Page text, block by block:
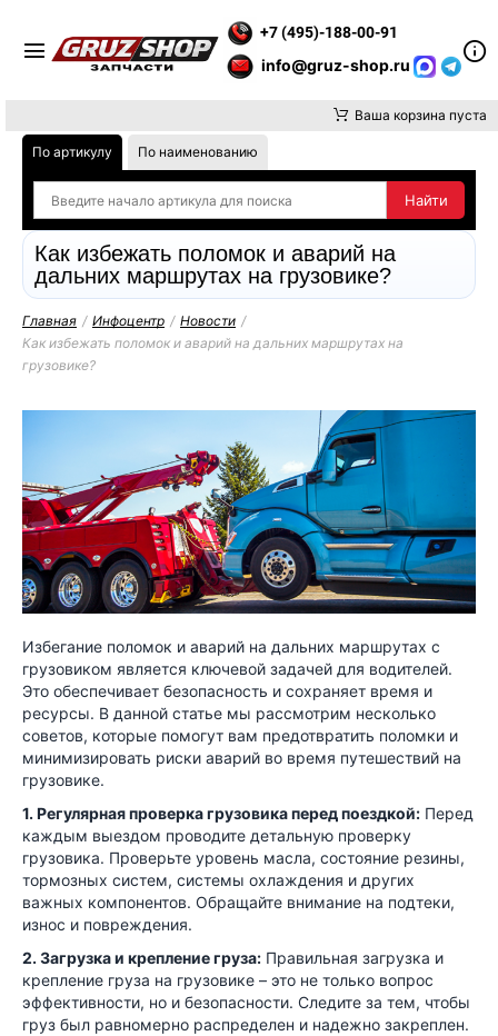
+7 (495)-188-00-91
info@gruz-shop.ru
Ваша корзина пуста
По артикулу По наименованию
Как избежать поломок и аварий на
дальних маршрутах на грузовике?
Главная / Инфоцентр / Новости /
Как избежать поломок и аварий на дальних маршрутах на
грузовике?
Избегание поломок и аварий на дальних маршрутах с
грузовиком является ключевой задачей для водителей.
Это обеспечивает безопасность и сохраняет время и
ресурсы. В данной статье мы рассмотрим несколько
советов, которые помогут вам предотвратить поломки и
минимизировать риски аварий во время путешествий на
грузовике.
1. Регулярная проверка грузовика перед поездкой: Перед
каждым выездом проводите детальную проверку
грузовика. Проверьте уровень масла, состояние резины,
тормозных систем, системы охлаждения и других
важных компонентов. Обращайте внимание на подтеки,
износ и повреждения.
2. Загрузка и крепление груза: Правильная загрузка и
крепление груза на грузовике – это не только вопрос
эффективности, но и безопасности. Следите за тем, чтобы
груз был равномерно распределен и надежно закреплен.